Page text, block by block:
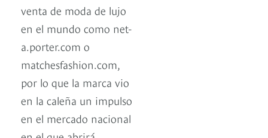
venta de moda de lujo
en el mundo como net-
a.porter.com o
matchesfashion.com,
por lo que la marca vio
en la caleña un impulso
en el mercado nacional